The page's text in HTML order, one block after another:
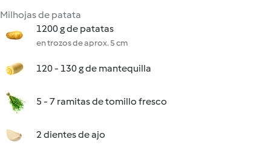
Milhojas de patata
1200 g de patatas
en trozos de aprox. 5 cm
120 - 130 g de mantequilla
5 - 7 ramitas de tomillo fresco
2 dientes de ajo